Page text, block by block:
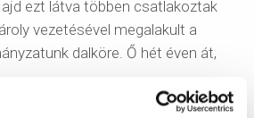
ezt látva többen csatlakoztak
vezetésével megalakult a
dalköre. Ő hét éven át,
többen csatlakoztak a dalkörhöz